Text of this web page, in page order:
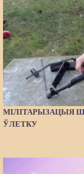
МІЛІТАРЫЗАЦЫЯ
ЎЛЕТКУ